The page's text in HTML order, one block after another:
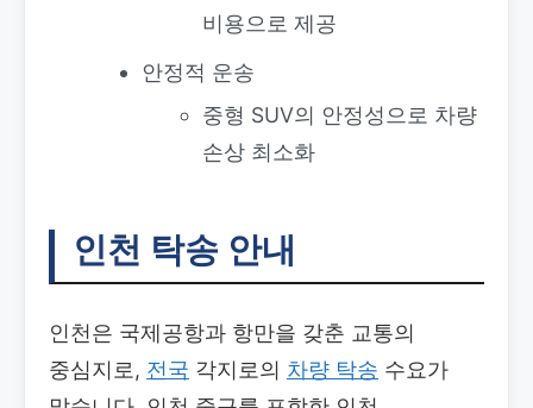
비용으로 제공
안정적 운송
중형 SUV의 안정성으로 차량
손상 최소화
인천 탁송 안내
인천은 국제공항과 항만을 갖춘 교통의
중심지로, 전국 각지로의 차량 탁송 수요가